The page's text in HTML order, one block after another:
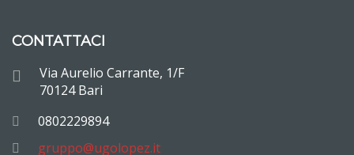
CONTATTACI
Via Aurelio Carrante, 1/F
70124 Bari
0802229894
gruppo@ugolopez.it